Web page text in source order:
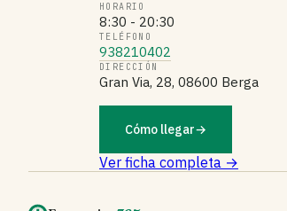
HORARIO
8:30 - 20:30
TELÉFONO
938210402
DIRECCIÓN
Gran Via, 28, 08600 Berga
Cómo llegar→
Ver ficha completa →